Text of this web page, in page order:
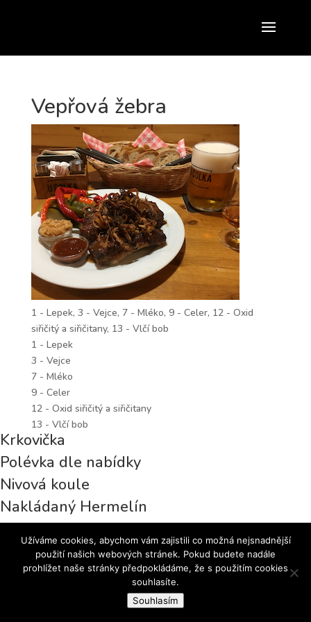
Vepřová žebra
1 - Lepek, 3 - Vejce, 7 - Mléko, 9 - Celer, 12 - Oxid
siřičitý a siřičitany, 13 - Vlčí bob
1 - Lepek
3 - Vejce
7 - Mléko
9 - Celer
12 - Oxid siřičitý a siřičitany
13 - Vlčí bob
Krkovička
Polévka dle nabídky
Nivová koule
Nakládaný Hermelín
© 2018 Pivnice u Čolka | Hospoda v Brně
Užíváme cookies, abychom vám zajistili co možná nejsnadnější
použití našich webových stránek. Pokud budete nadále
prohlížet naše stránky předpokládáme, že s použitím cookies
souhlasíte.
Souhlasím